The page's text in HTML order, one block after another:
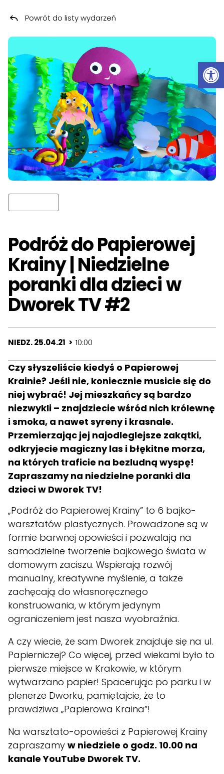
Przeskocz do treści
Podróż do Papierowej
Krainy | Niedzielne
poranki dla dzieci w
Dworek TV #2
NIEDZ. 25.04.21 > 10:00
Powrót do listy wydarzeń
Czy słyszeliście kiedyś o Papierowej
Krainie? Jeśli nie, koniecznie musicie się do
niej wybrać! Jej mieszkańcy są bardzo
niezwykli – znajdziecie wśród nich królewnę
i smoka, a nawet syreny i krasnale.
Przemierzając jej najodleglejsze zakątki,
odkryjecie magiczny las i błękitne morza,
na których traficie na bezludną wyspę!
Zapraszamy na niedzielne poranki dla
dzieci w Dworek TV!
„Podróż do Papierowej Krainy” to 6 bajko-
warsztatów plastycznych. Prowadzone są w
formie barwnej opowieści i pozwalają na
samodzielne tworzenie bajkowego świata w
domowym zaciszu. Wspierają rozwój
manualny, kreatywne myślenie, a także
zachęcają do własnoręcznego
konstruowania, w którym jedynym
ograniczeniem jest nasza wyobraźnia.
A czy wiecie, że sam Dworek znajduje się na ul.
Papierniczej? Co więcej, przed wiekami było to
pierwsze miejsce w Krakowie, w którym
wytwarzano papier! Spacerując po parku i w
plenerze Dworku, pamiętajcie, że to
prawdziwa „Papierowa Kraina”!
Na warsztato-opowieści z Papierowej Krainy
zapraszamy w niedziele o godz. 10.00 na
kanale YouTube Dworek TV.